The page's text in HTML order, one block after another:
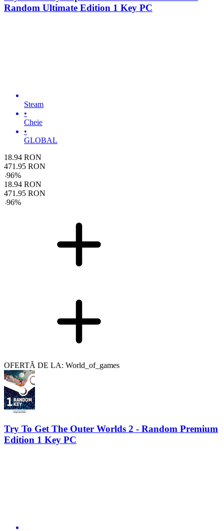
Random Ultimate Edition 1 Key PC
Steam
•
Cheie
•
GLOBAL
18.94 RON
471.95 RON
-96%
18.94 RON
471.95 RON
-96%
OFERTĂ DE LA: World_of_games
Try To Get The Outer Worlds 2 - Random Premium
Edition 1 Key PC